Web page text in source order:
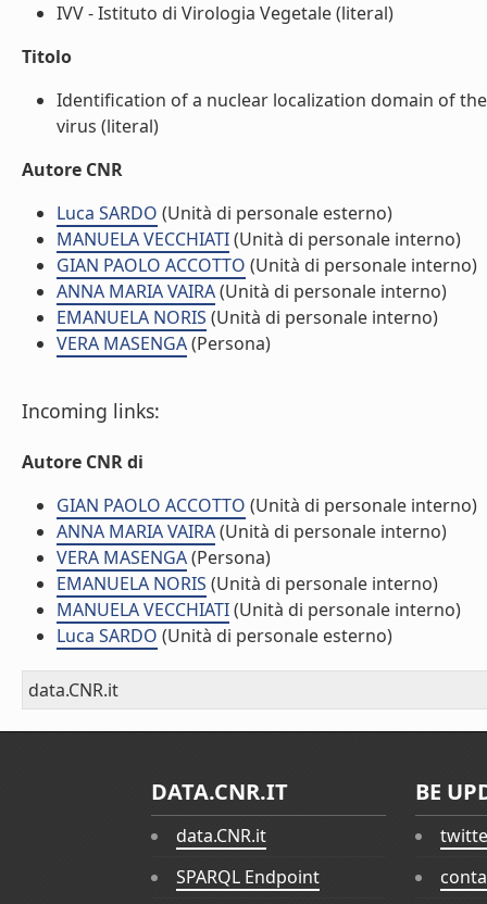
IVV - Istituto di Virologia Vegetale (literal)
Titolo
Identification of a nuclear localization domain of
virus (literal)
Autore CNR
Luca SARDO (Unità di personale esterno)
MANUELA VECCHIATI(Unità di personale interno)
GIAN PAOLO ACCOTTO (Unità di personale interno)
ANNA MARIA VAIRA(Unità di personale interno)
EMANUELA NORIS (Unità di personale interno)
VERA MASENGA(Persona)
Incoming links:
Autore CNR di
GIAN PAOLO ACCOTTO (Unità di personale interno)
ANNA MARIA VAIRA(Unità di personale interno)
VERA MASENGA(Persona)
EMANUELA NORIS (Unità di personale interno)
MANUELA VECCHIATI(Unità di personale interno)
Luca SARDO (Unità di personale esterno)
data.CNR.it
DATA.CNR.IT
data.CNR.it
SPARQL Endpoint
BE